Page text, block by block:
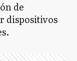
de
dispositivos